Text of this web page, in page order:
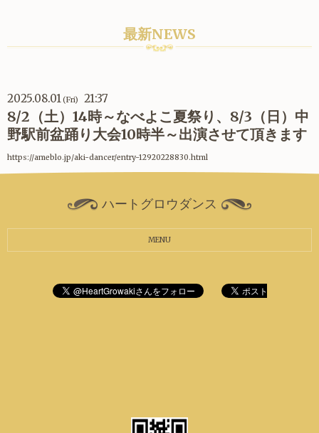
最新NEWS
2025.08.01(Fri) 21:37
8/2（土）14時～なべよこ夏祭り、8/3（日）中
野駅前盆踊り大会10時半～出演させて頂きます
https://ameblo.jp/aki-dancer/entry-12920228830.html
ハートグロウダンス
MENU